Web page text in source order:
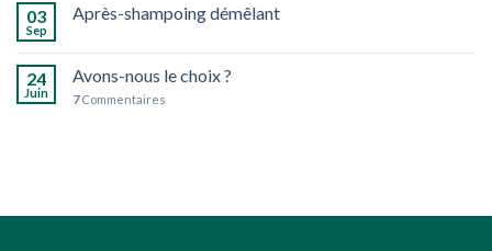
fin
d’année
plus
03
Sep
Après-shampoing démêlant
24
Juin
Avons-nous le choix ?
7Commentaires